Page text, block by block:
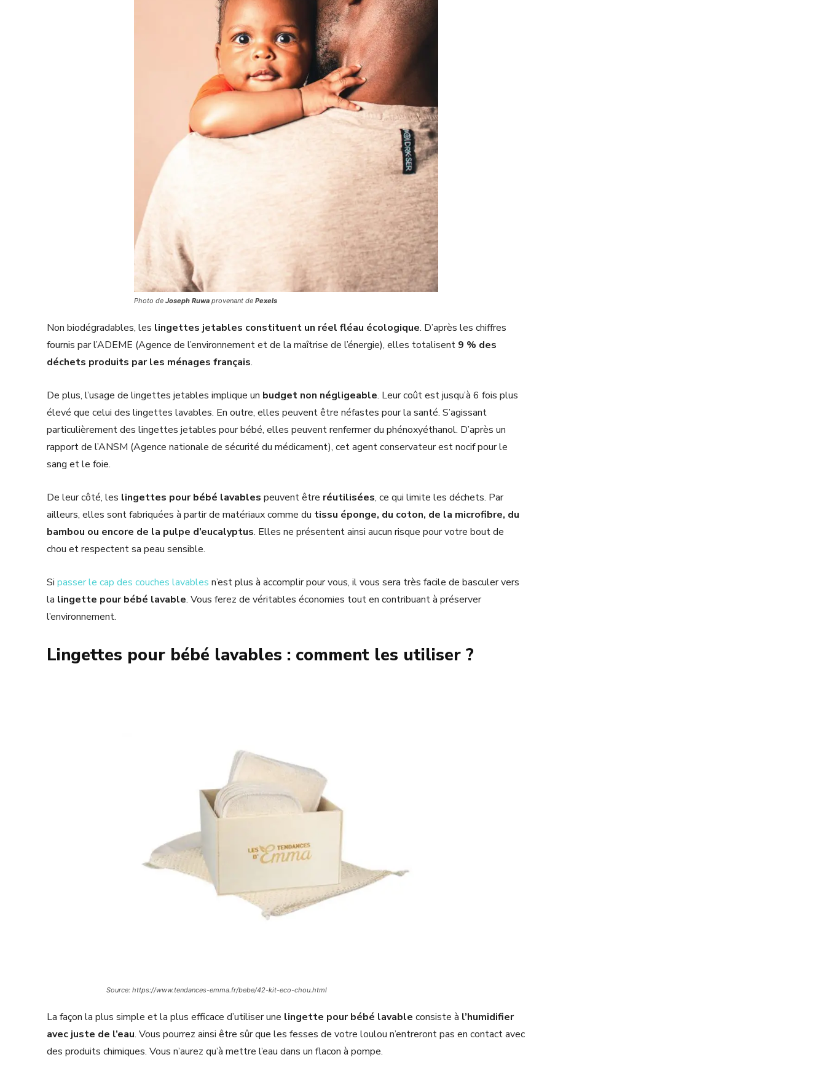
Photo de Joseph Ruwaprovenant de Pexels
Non biodégradables, les lingettes jetables constituent un réel fléau écologique. D’après les chiffres
fournis par l’ADEME (Agence de l’environnement et de la maîtrise de l’énergie), elles totalisent 9 % des
déchets produits par les ménages français.
De plus, l’usage de lingettes jetables implique un budget non négligeable. Leur coût est jusqu’à 6 fois plus
élevé que celui des lingettes lavables. En outre, elles peuvent être néfastes pour la santé. S’agissant
particulièrement des lingettes jetables pour bébé, elles peuvent renfermer du phénoxyéthanol. D’après un
rapport de l’ANSM (Agence nationale de sécurité du médicament), cet agent conservateur est nocif pour le
sang et le foie.
De leur côté, les lingettes pour bébé lavables peuvent être réutilisées, ce qui limite les déchets. Par
ailleurs, elles sont fabriquées à partir de matériaux comme du tissu éponge, du coton, de la microfibre, du
bambou ou encore de la pulpe d’eucalyptus. Elles ne présentent ainsi aucun risque pour votre bout de
chou et respectent sa peau sensible.
Si passer le cap des couches lavables n’est plus à accomplir pour vous, il vous sera très facile de basculer vers
la lingette pour bébé lavable. Vous ferez de véritables économies tout en contribuant à préserver
l’environnement.
Lingettes pour bébé lavables : comment les utiliser ?
Source: https://www.tendances-emma.fr/bebe/42-kit-eco-chou.html
La façon la plus simple et la plus efficace d’utiliser une lingette pour bébé lavable consiste à l’humidifier
avec juste de l’eau. Vous pourrez ainsi être sûr que les fesses de votre loulou n’entreront pas en contact avec
des produits chimiques. Vous n’aurez qu’à mettre l’eau dans un flacon à pompe.